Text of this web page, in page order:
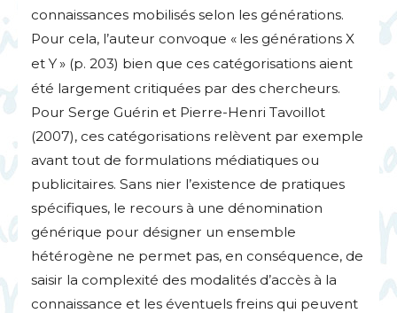
connaissances mobilisés selon les générations.
Pour cela, l’auteur convoque « les générations X
et Y» (p. 203) bien que ces catégorisations aient
été largement critiquées par des chercheurs.
Pour Serge Guérin et Pierre-Henri Tavoillot
(2007), ces catégorisations relèvent par exemple
avant tout de formulations médiatiques ou
publicitaires. Sans nier l’existence de pratiques
spécifiques, le recours à une dénomination
générique pour désigner un ensemble
hétérogène ne permet pas, en conséquence, de
saisir la complexité des modalités d’accès à la
connaissance et les éventuels freins qui peuvent